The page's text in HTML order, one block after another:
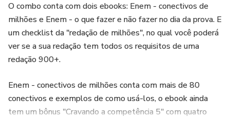
O combo conta com dois ebooks: Enem - conectivos de
milhões e Enem - o que fazer e não fazer no dia da prova. E
um checklist da "redação de milhões", no qual você poderá
ver se a sua redação tem todos os requisitos de uma
redação 900+.
Enem - conectivos de milhões conta com mais de 80
conectivos e exemplos de como usá-los, o ebook ainda
tem um bônus "Cravando a competência 5" com quatro